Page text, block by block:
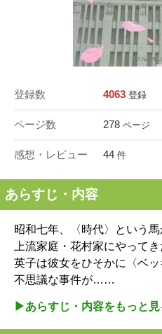
登録数 4063 登録
ページ数 278 ページ
感想・レビュー 44 件
あらすじ・内容
昭和七年、〈時代〉という
上流家庭・花村家にやって
英子は彼女をひそかに〈ベ
不思議な事件が……
▶︎あらすじ・内容をもっと見